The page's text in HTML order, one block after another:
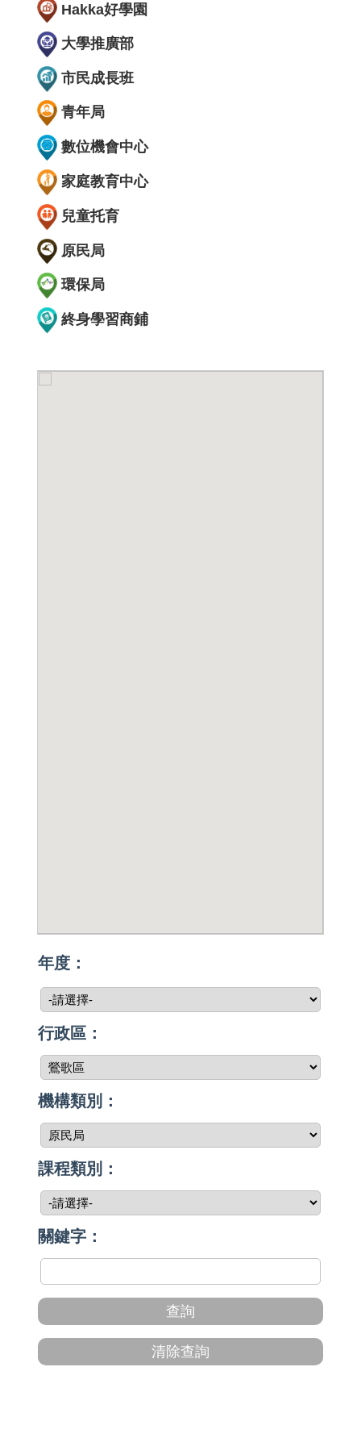
Hakka好學園
大學推廣部
市民成長班
青年局
數位機會中心
家庭教育中心
兒童托育
原民局
環保局
終身學習商鋪
年度：
行政區：
機構類別：
課程類別：
關鍵字：